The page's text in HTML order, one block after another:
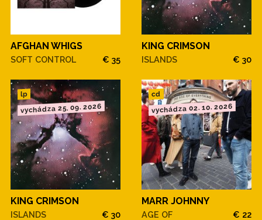
AFGHAN WHIGS
SOFT CONTROL € 35
KING CRIMSON
ISLANDS € 30
lp
vychádza 25. 09. 2026
KING CRIMSON
ISLANDS € 30
cd
vychádza 02. 10. 2026
MARR JOHNNY
AGE OF
€ 22